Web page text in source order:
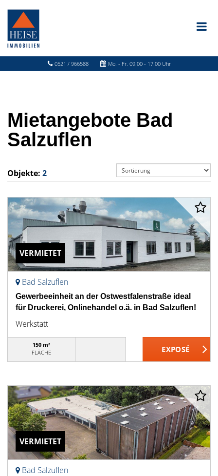
0521 / 966588 Mo. - Fr. 09.00 - 17.00 Uhr
Mietangebote Bad
Salzuflen
Objekte: 2
VERMIETET
Bad Salzuflen
Gewerbeeinheit an der Ostwestfalenstraße ideal
für Druckerei, Onlinehandel o.ä. in Bad Salzuflen!
Werkstatt
150 m²
FLÄCHE
VERMIETET
Bad Salzuflen